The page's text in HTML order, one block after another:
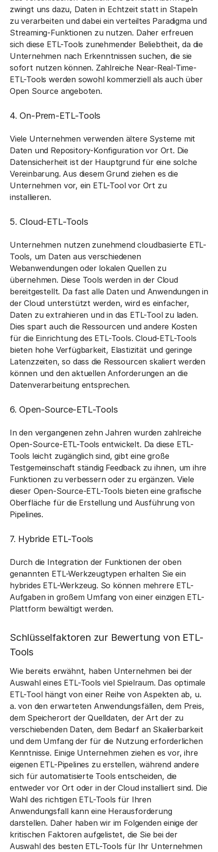
zwingt uns dazu, Daten in Echtzeit statt in Stapeln
zu verarbeiten und dabei ein verteiltes Paradigma und
Streaming-Funktionen zu nutzen. Daher erfreuen
sich diese ETL-Tools zunehmender Beliebtheit, da die
Unternehmen nach Erkenntnissen suchen, die sie
sofort nutzen können. Zahlreiche Near-Real-Time-
ETL-Tools werden sowohl kommerziell als auch über
Open Source angeboten.
4. On-Prem-ETL-Tools
Viele Unternehmen verwenden ältere Systeme mit
Daten und Repository-Konfiguration vor Ort. Die
Datensicherheit ist der Hauptgrund für eine solche
Vereinbarung. Aus diesem Grund ziehen es die
Unternehmen vor, ein ETL-Tool vor Ort zu
installieren.
5. Cloud-ETL-Tools
Unternehmen nutzen zunehmend cloudbasierte ETL-
Tools, um Daten aus verschiedenen
Webanwendungen oder lokalen Quellen zu
übernehmen. Diese Tools werden in der Cloud
bereitgestellt. Da fast alle Daten und Anwendungen in
der Cloud unterstützt werden, wird es einfacher,
Daten zu extrahieren und in das ETL-Tool zu laden.
Dies spart auch die Ressourcen und andere Kosten
für die Einrichtung des ETL-Tools. Cloud-ETL-Tools
bieten hohe Verfügbarkeit, Elastizität und geringe
Latenzzeiten, so dass die Ressourcen skaliert werden
können und den aktuellen Anforderungen an die
Datenverarbeitung entsprechen.
6. Open-Source-ETL-Tools
In den vergangenen zehn Jahren wurden zahlreiche
Open-Source-ETL-Tools entwickelt. Da diese ETL-
Tools leicht zugänglich sind, gibt eine große
Testgemeinschaft ständig Feedback zu ihnen, um ihre
Funktionen zu verbessern oder zu ergänzen. Viele
dieser Open-Source-ETL-Tools bieten eine grafische
Oberfläche für die Erstellung und Ausführung von
Pipelines.
7. Hybride ETL-Tools
Durch die Integration der Funktionen der oben
genannten ETL-Werkzeugtypen erhalten Sie ein
hybrides ETL-Werkzeug. So können mehrere ETL-
Aufgaben in großem Umfang von einer einzigen ETL-
Plattform bewältigt werden.
Schlüsselfaktoren zur Bewertung von ETL-
Tools
Wie bereits erwähnt, haben Unternehmen bei der
Auswahl eines ETL-Tools viel Spielraum. Das optimale
ETL-Tool hängt von einer Reihe von Aspekten ab, u.
a. von den erwarteten Anwendungsfällen, dem Preis,
dem Speicherort der Quelldaten, der Art der zu
verschiebenden Daten, dem Bedarf an Skalierbarkeit
und dem Umfang der für die Nutzung erforderlichen
Kenntnisse. Einige Unternehmen ziehen es vor, ihre
eigenen ETL-Pipelines zu erstellen, während andere
sich für automatisierte Tools entscheiden, die
entweder vor Ort oder in der Cloud installiert sind. Die
Wahl des richtigen ETL-Tools für Ihren
Anwendungsfall kann eine Herausforderung
darstellen. Daher haben wir im Folgenden einige der
kritischen Faktoren aufgelistet, die Sie bei der
Auswahl des besten ETL-Tools für Ihr Unternehmen